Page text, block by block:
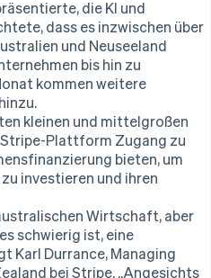
Sektor
Marktplatz
Blog
die KI und
dass es inzwischen über
und Neuseeland
bis hin zu
kommen weitere
kleinen und mittelgroßen
Stripe-Plattform Zugang zu
bieten, um
investieren und ihren
Wirtschaft, aber
schwierig ist, eine
Karl Durrance, Managing
bei Stripe. „Angesichts